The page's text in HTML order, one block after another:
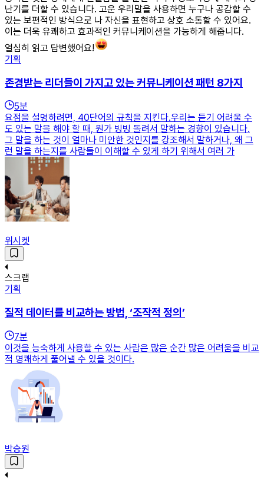
난기를 더할 수 있습니다. 고운 우리말을 사용하면 누구나 공감할 수
있는 보편적인 방식으로 나 자신을 표현하고 상호 소통할 수 있어요.
이는 더욱 유쾌하고 효과적인 커뮤니케이션을 가능하게 해줍니다.
열심히 읽고 답변했어요!
기획
존경받는 리더들이 가지고 있는 커뮤니케이션 패턴 8가지
5분
요점을 설명하려면, 40단어의 규칙을 지킨다.우리는 듣기 어려울 수
도 있는 말을 해야 할 때, 뭔가 빙빙 돌려서 말하는 경향이 있습니다.
그 말을 하는 것이 얼마나 미안한 것인지를 강조해서 말하거나, 왜 그
런 말을 하는지를 사람들이 이해할 수 있게 하기 위해서 여러 가
위시켓
스크랩
기획
질적 데이터를 비교하는 방법, ‘조작적 정의’
7분
이것을 능숙하게 사용할 수 있는 사람은 많은 순간 많은 어려움을 비교
적 명쾌하게 풀어낼 수 있을 것이다.
박승원